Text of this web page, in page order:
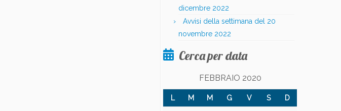
dicembre 2022
Avvisi della settimana del 20
novembre 2022
Cerca per data
FEBBRAIO 2020
L M M G V S D